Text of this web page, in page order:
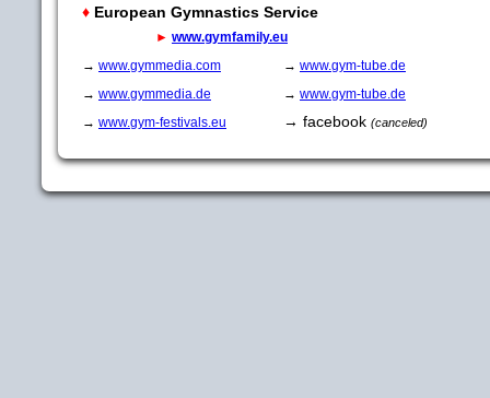
♦ European Gymnastics Service
► www.gymfamily.eu
→ www.gymmedia.com → www.gym-tube.de
→ www.gymmedia.de → www.gym-tube.de
→ www.gym-festivals.eu → facebook (canceled)